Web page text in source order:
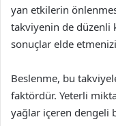
yan etkilerin
takviyenin de düzenli
sonuçlar elde
Beslenme, bu
faktördür. Yeterli
yağlar içeren dengeli